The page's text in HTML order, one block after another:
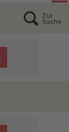
Zur
Suche